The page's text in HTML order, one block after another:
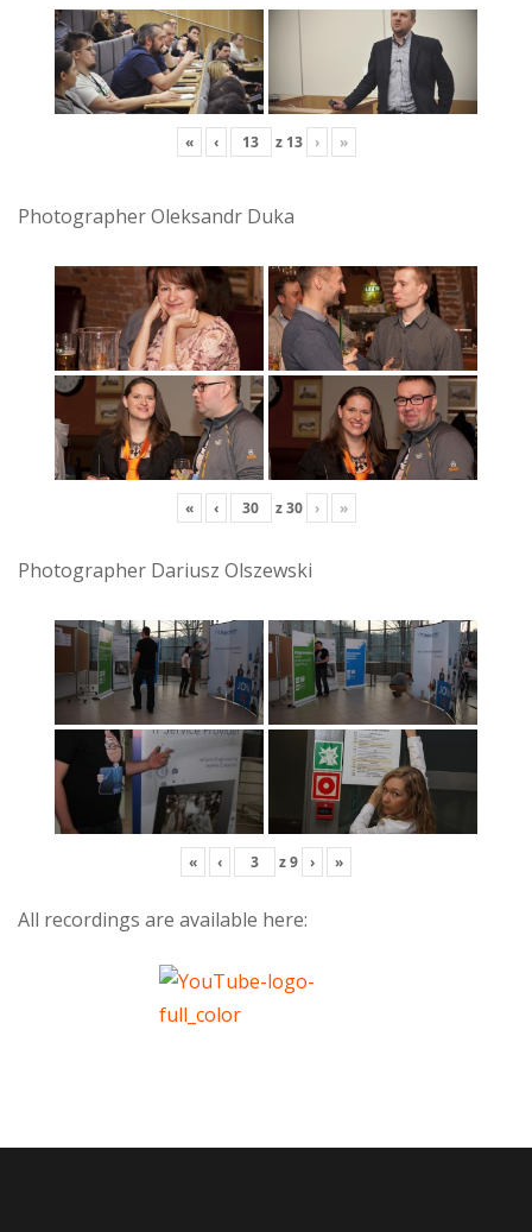
« ‹ z 13 › »
Photographer Oleksandr Duka
« ‹ z30 › »
Photographer Dariusz Olszewski
« ‹ z9 › »
All recordings are available here: